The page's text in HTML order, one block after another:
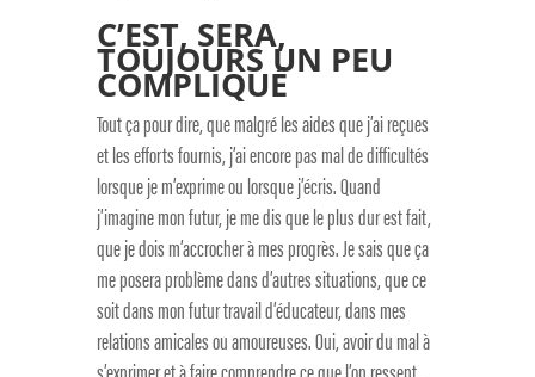
C’EST, SERA,
TOUJOURS UN PEU
COMPLIQUÉ
Tout ça pour dire, que malgré les aides que j’ai reçues
et les efforts fournis, j’ai encore pas mal de difficultés
lorsque je m’exprime ou lorsque j’écris. Quand
j’imagine mon futur, je me dis que le plus dur est fait,
que je dois m’accrocher à mes progrès. Je sais que ça
me posera problème dans d’autres situations, que ce
soit dans mon futur travail d’éducateur, dans mes
relations amicales ou amoureuses. Oui, avoir du mal à